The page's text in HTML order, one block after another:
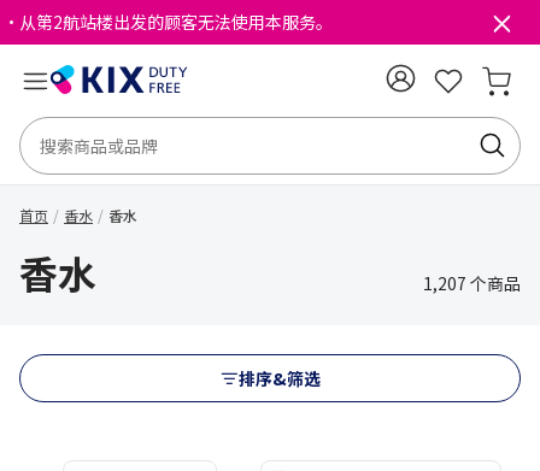
・从第2航站楼出发的顾客无法使用本服务。
首页 香水 香水
香水 1,207 个商品
排序&筛选